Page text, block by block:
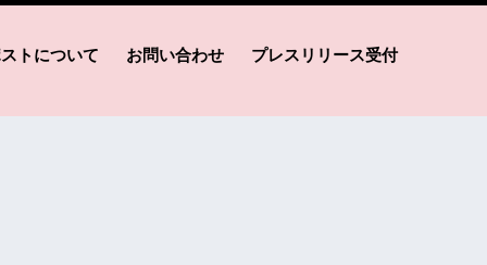
トについて お問い合わせ プレスリリース受付